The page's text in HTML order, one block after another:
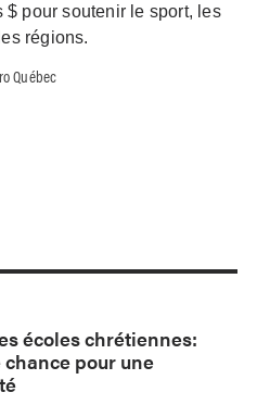
pour soutenir le sport, les
régions.
Québec
écoles chrétiennes:
pour une